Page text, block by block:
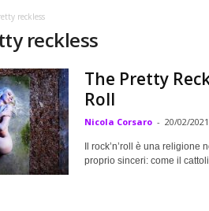
c
i
reckless
reckless
The Pretty
Roll
Nicola Corsaro - 20/02/2021
Il rock’n’roll è una
proprio sinceri: come il